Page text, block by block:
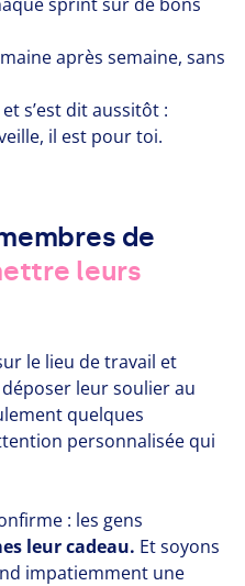
après semaine, sans
s’est dit aussitôt :
il est pour toi.
de
leurs
le lieu de travail et
leur soulier au
quelques
personnalisée qui
: les gens
leur cadeau. Et soyons
impatiemment une